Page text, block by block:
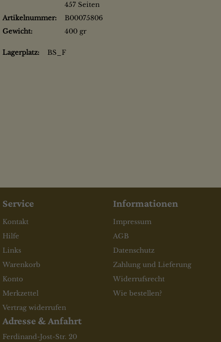
457 Seiten
Artikelnummer:
B00075806
Gewicht:
400 gr
Lagerplatz: BS_F
Service
Kontakt
Hilfe
Links
Warenkorb
Konto
Merkzettel
Vertrag widerrufen
Informationen
Impressum
AGB
Datenschutz
Zahlung und Lieferung
Widerrufsrecht
Wie bestellen?
Adresse & Anfahrt
Ferdinand-Jost-Str. 20